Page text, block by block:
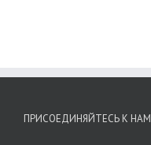
ПРИСОЕДИНЯЙТЕСЬ К